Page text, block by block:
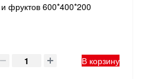
фруктов 600*400*200
В корзину